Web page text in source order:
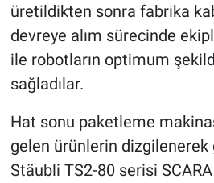
üretildikten sonra fabrika
devreye alım sürecinde
ile robotların optimum
sağladılar.
Hat sonu paketleme
gelen ürünlerin dizgilenerek
Stäubli TS2-80 serisi